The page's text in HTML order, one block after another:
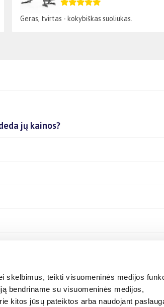
skelbimus, teikti visuomeninės medijos
bendriname su visuomeninės medijos,
kitos jūsų pateiktos arba naudojant
Geras, tvirtas - kokybiškas suoliukas.
jų kainos?